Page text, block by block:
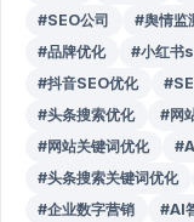
#SEO公司
#舆情监
#品牌优化
#小红书
#抖音SEO优化
#头条搜索优化
#网
#网站关键词优化
#头条搜索关键词优化
#企业数字营销
#AI